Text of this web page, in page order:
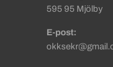
595 95 Mjölby
E-post: